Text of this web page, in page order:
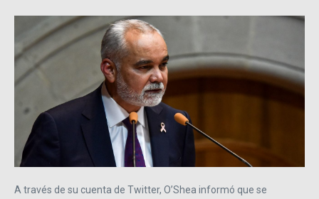
A través de su cuenta de Twitter, O’Shea informó que se